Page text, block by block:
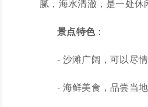
腻，海水清澈，是一处休
景点特色：
- 沙滩广阔，可以尽
- 海鲜美食，品尝当